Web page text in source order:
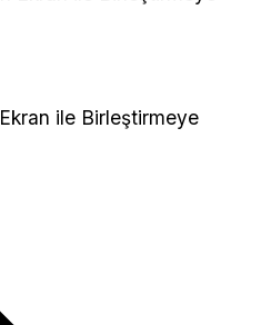
ile Birleştirmeye